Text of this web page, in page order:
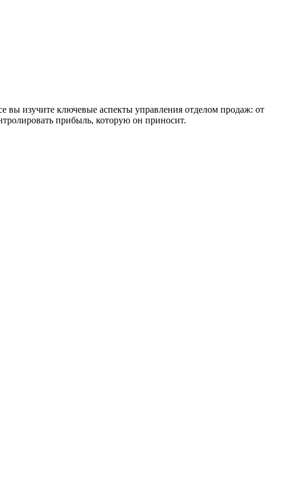
вы изучите ключевые аспекты управления отделом продаж: от
прибыль, которую он приносит.